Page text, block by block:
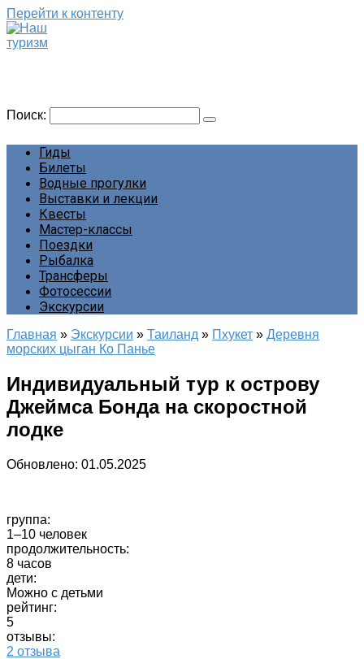
Перейти к контенту
Поиск:
Гиды
Билеты
Водные прогулки
Выставки и лекции
Квесты
Мастер-классы
Поездки
Рыбалка
Трансферы
Фотосессии
Экскурсии
Главная » Экскурсии » Таиланд » Пхукет » Деревня
морских цыган Ко Панье
Индивидуальный тур к острову
Джеймса Бонда на скоростной
лодке
Обновлено: 01.05.2025
группа:
1–10 человек
продолжительность:
8 часов
дети:
Можно с детьми
рейтинг:
5
отзывы:
2 отзыва